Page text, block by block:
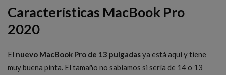
Características MacBook Pro
2020
El nuevo MacBook Pro de 13 pulgadasya está aquí y tiene
muy buena pinta. El tamaño no sabíamos si sería de 14 o 13